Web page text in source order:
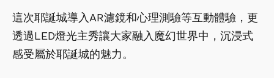
這次耶誕城導入AR濾鏡和心理測驗等互動體驗，更
透過LED燈光主秀讓大家融入魔幻世界中，沉浸式
感受屬於耶誕城的魅力。